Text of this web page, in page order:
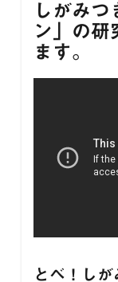
しがみつ
ン」の研
ます。
とべ！しが